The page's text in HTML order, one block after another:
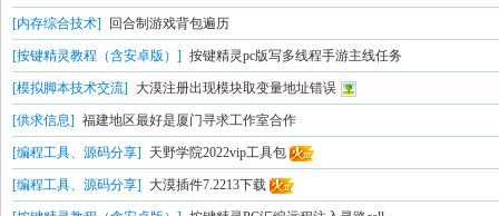
[内存综合技术] 回合制游戏背包遍历
[按键精灵教程（含安卓版）] 按键精灵pc版写多线程手游主线任务
[模拟脚本技术交流] 大漠注册出现模块取变量地址错误
[供求信息] 福建地区最好是厦门寻求工作室合作
[编程工具、源码分享] 天野学院2022vip工具包
[编程工具、源码分享] 大漠插件7.2213下载